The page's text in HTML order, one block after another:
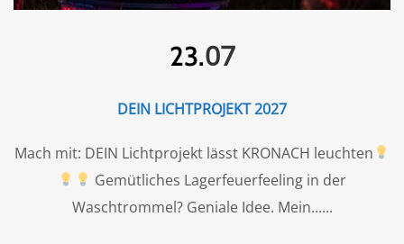
23.07
DEIN LICHTPROJEKT 2027
Mach mit: DEIN Lichtprojekt lässt KRONACH leuchten
Gemütliches Lagerfeuerfeeling in der
Waschtrommel? Geniale Idee. Mein...